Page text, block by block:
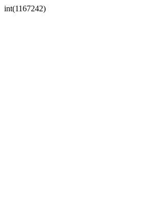
int(1167242)